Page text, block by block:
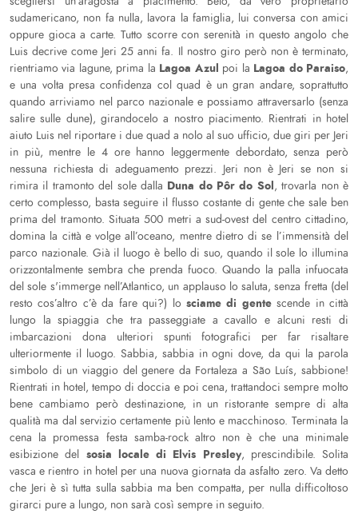
sudamericano, non fa nulla, lavora la famiglia, lui conversa con amici
oppure gioca a carte. Tutto scorre con serenità in questo angolo che
Luis decrive come Jeri 25 anni fa. Il nostro giro però non è terminato,
rientriamo via lagune, prima la Lagoa Azul poi la Lagoa do Paraiso,
e una volta presa confidenza col quad è un gran andare, soprattutto
quando arriviamo nel parco nazionale e possiamo attraversarlo (senza
salire sulle dune), girandocelo a nostro piacimento. Rientrati in hotel
aiuto Luis nel riportare i due quad a nolo al suo ufficio, due giri per Jeri
in più, mentre le 4 ore hanno leggermente debordato, senza però
nessuna richiesta di adeguamento prezzi. Jeri non è Jeri se non si
rimira il tramonto del sole dalla Duna do Pôr do Sol, trovarla non è
certo complesso, basta seguire il flusso costante di gente che sale ben
prima del tramonto. Situata 500 metri a sud-ovest del centro cittadino,
domina la città e volge all’oceano, mentre dietro di se l’immensità del
parco nazionale. Già il luogo è bello di suo, quando il sole lo illumina
orizzontalmente sembra che prenda fuoco. Quando la palla infuocata
del sole s'immerge nell’Atlantico, un applauso lo saluta, senza fretta (del
resto cos’altro c’è da fare qui?) lo sciame di gentescende in città
lungo la spiaggia che tra passeggiate a cavallo e alcuni resti di
imbarcazioni dona ulteriori spunti fotografici per far risaltare
ulteriormente il luogo. Sabbia, sabbia in ogni dove, da qui la parola
simbolo di un viaggio del genere da Fortaleza a São Luís, sabbione!
Rientrati in hotel, tempo di doccia e poi cena, trattandoci sempre molto
bene cambiamo però destinazione, in un ristorante sempre di alta
qualità ma dal servizio certamente più lento e macchinoso. Terminata la
cena la promessa festa samba-rock altro non è che una minimale
esibizione del sosia locale di Elvis Presley, prescindibile. Solita
vasca e rientro in hotel per una nuova giornata da asfalto zero. Va detto
che Jeri è sì tutta sulla sabbia ma ben compatta, per nulla difficoltoso
girarci pure a lungo, non sarà così sempre in seguito.